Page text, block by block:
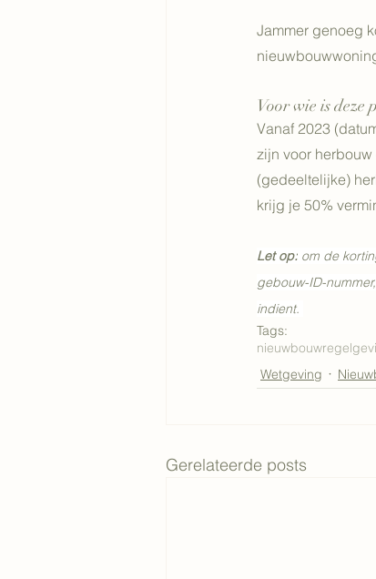
Jammer genoeg
Voor wie is deze
Vanaf 2023
zijn voor
(gedeeltelijke)
krijg je 50%
Let op: om de
gebouw-ID-
indient.
Tags:
nieuwbouw
Wetgeving
Gerelateerde posts